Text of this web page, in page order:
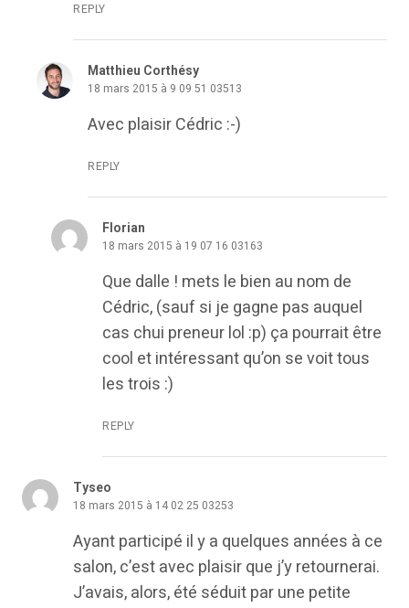
REPLY
Matthieu Corthésy
18 mars 2015 à 9 09 51 03513
Avec plaisir Cédric :-)
REPLY
Florian
18 mars 2015 à 19 07 16 03163
Que dalle ! mets le bien au nom de
Cédric, (sauf si je gagne pas auquel
cas chui preneur lol :p) ça pourrait être
cool et intéressant qu’on se voit tous
les trois :)
REPLY
Tyseo
18 mars 2015 à 14 02 25 03253
Ayant participé il y a quelques années à ce
salon, c’est avec plaisir que j’y retournerai.
J’avais, alors, été séduit par une petite